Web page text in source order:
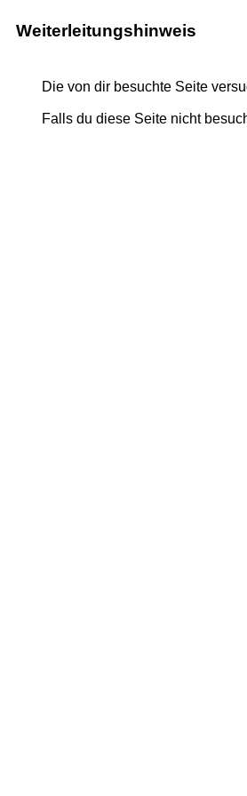
Weiterleitungshinweis
Die von dir besuchte Seite
Falls du diese Seite nicht